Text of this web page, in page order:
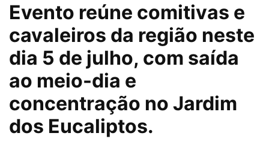
Evento reúne comitivas e
cavaleiros da região neste
dia 5 de julho, com saída
ao meio-dia e
concentração no Jardim
dos Eucaliptos.